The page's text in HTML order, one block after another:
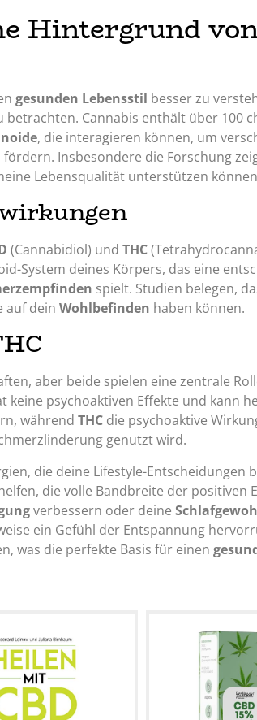
Hintergrund
gesunden Lebensstil besser zu
betrachten. Cannabis enthält über 100
, die interagieren können, um
Insbesondere die Forschung
Lebensqualität unterstützen
(Cannabidiol) und THC
System deines Körpers, das eine
spielt. Studien belegen,
auf dein Wohlbefinden haben können.
aber beide spielen eine zentrale
keine psychoaktiven Effekte und kann
während THC die psychoaktive
genutzt wird.
die deine Lifestyle-Entscheidungen
die volle Bandbreite der positiven
verbessern oder deine
ein Gefühl der Entspannung
was die perfekte Basis für einen